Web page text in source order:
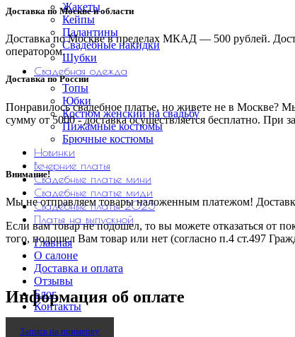
Жакеты
Кейпы
Палантины
Свадебные накидки
Шубки
Свадебная одежда
Топы
Юбки
Костюм женский на свадьбу
Пижамные костюмы
Брючные костюмы
Новинки
Вечерние платья
Свадебные платье мини
Свадебные платье миди
Свадебные платья 2025
Платья на выпускной
Главная
О салоне
Доставка и оплата
Отзывы
Блог
Контакты
Запись на примерку
Доставка по Москве и области
Доставка по Москве в пределах МКАД — 500 рублей.
оператором.
Доставка по России
Понравилось свадебное платье, но живете не в
сумму от 5000 - доставка осуществляется бесплатно. При
Внимание!
Мы не отправляем товары наложенным платежом!
Если вам товар не подошел, то вы можете отказаться от
того, подошел Вам товар или нет (согласно п.4 ст.497
Информация об оплате